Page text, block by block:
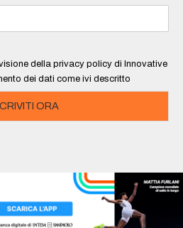
della privacy policy di Innovative
dei dati come ivi descritto
ORA